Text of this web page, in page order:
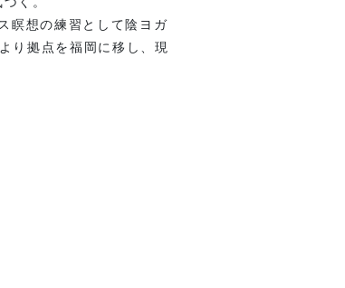
瞑想の練習として陰ヨガ
り拠点を福岡に移し、現